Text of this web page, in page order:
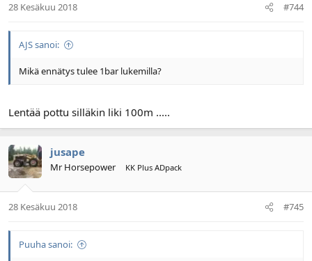
28 Kesäkuu 2018 #744
AJS sanoi:
Mikä ennätys tulee 1bar lukemilla?
Lentää pottu silläkin liki 100m .....
jusape
Mr Horsepower KK Plus ADpack
28 Kesäkuu 2018 #745
Puuha sanoi: